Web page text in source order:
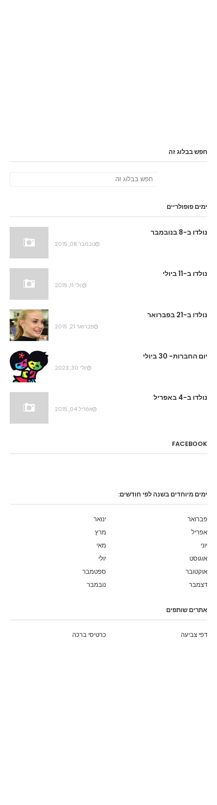
חפש בבלוג זה
ימים פופולריים
נולדו ב-8 בנובמבר
נובמבר 08, 2015
נולדו ב-11 ביולי
יולי 11, 2015
נולדו ב-21 בפברואר
פברואר 21, 2015
יום החברות- 30 ביולי
יולי 30, 2023
נולדו ב-4 באפריל
אפריל 04, 2015
FACEBOOK
ימים מיוחדים בשנה לפי חודשים:
ינואר
פברואר
מרץ
אפריל
מאי
יוני
יולי
אוגוסט
ספטמבר
אוקטובר
נובמבר
דצמבר
אתרים שותפים
כרטיסי ברכה דפי צביעה